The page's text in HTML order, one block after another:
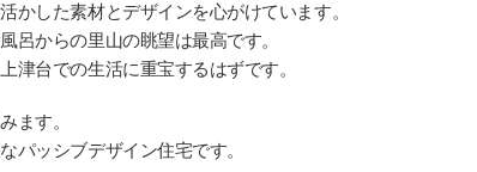
かした素材とデザインを心がけています。
呂からの里山の眺望は最高です。
津台での生活に重宝するはずです。
ます。
パッシブデザイン住宅です。